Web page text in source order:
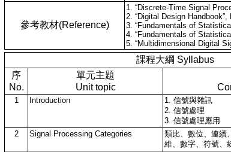
參考教材(Reference)
1. “Discrete-Time Signal
2. “Digital Design
3. “Fundamentals of
4. “Fundamentals of
5. “Multidimensional Digital
課程大綱 Syllabus
序
No.
單元主題
Unit topic
1 Introduction
1. 信號與雜訊
2. 信號處理
3. 信號處理應用
2 Signal Processing Categories
類比、數位、連續
維、數字、符號、